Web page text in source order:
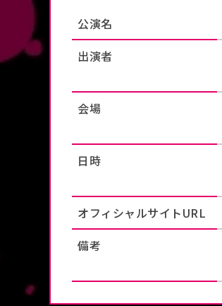
公演名
出演者
会場
日時
オフィシャルサイトURL
備考